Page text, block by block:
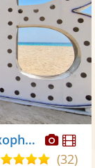
ChillLounge Soft/Relax House Saxophonist
5,0(32)